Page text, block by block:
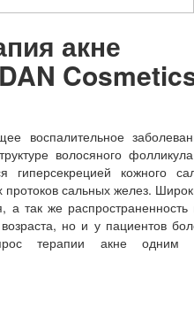
акне
воспалительное
волосяного
гиперсекрецией кожного
сальных желез.
а так же распространенность
но и у пациентов
терапии акне одним